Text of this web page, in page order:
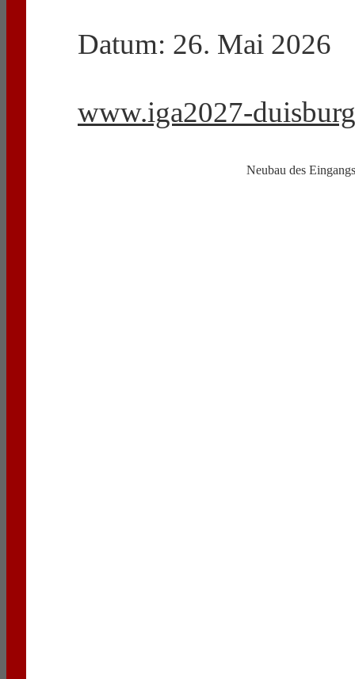
Datum: 26. Mai 2026
www.iga2027-
Neubau des